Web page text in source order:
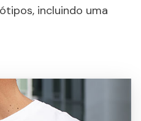
incluindo uma